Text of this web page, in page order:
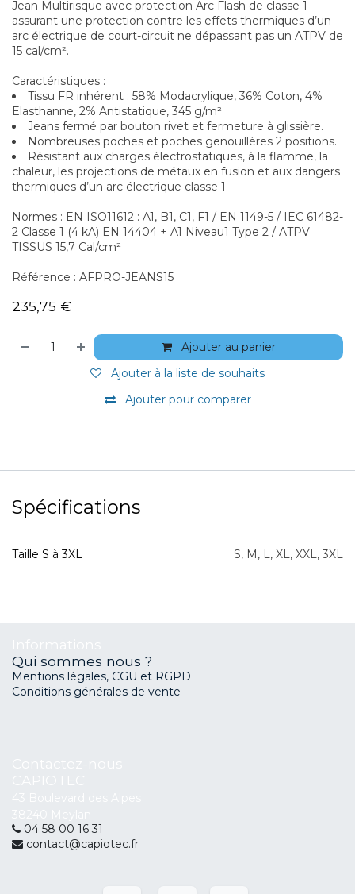
Jean Multirisque avec protection Arc Flash de classe 1
assurant une protection contre les effets thermiques d’un
arc électrique de court-circuit ne dépassant pas un ATPV de
15 cal/cm².
Caractéristiques :
Tissu FR inhérent : 58% Modacrylique, 36% Coton, 4%
Elasthanne, 2% Antistatique, 345 g/m²
Jeans fermé par bouton rivet et fermeture à glissière.
Nombreuses poches et poches genouillères 2 positions.
Résistant aux charges électrostatiques, à la flamme, la
chaleur, les projections de métaux en fusion et aux dangers
thermiques d’un arc électrique classe 1
Normes : EN ISO11612 : A1, B1, C1, F1 / EN 1149-5 / IEC 61482-
2 Classe 1 (4 kA) EN 14404 + A1 Niveau1 Type 2 / ATPV
TISSUS 15,7 Cal/cm²
Référence : AFPRO-JEANS15
235,75 €
Ajouter au panier
Ajouter pour comparer
Ajouter à la liste de souhaits
Spécifications
Taille S à 3XL S, M, L, XL, XXL, 3XL
Qui sommes nous ?
Mentions légales, CGU et RGPD
Conditions générales de vente
04 58 00 16 31
contact@capiotec.fr